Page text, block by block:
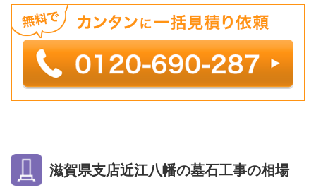
滋賀県支店近江八幡の墓石工事の相場